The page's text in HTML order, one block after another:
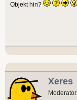
Objekt hin?
Xeres
Moderator